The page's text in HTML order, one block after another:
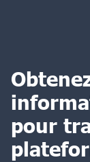
pour